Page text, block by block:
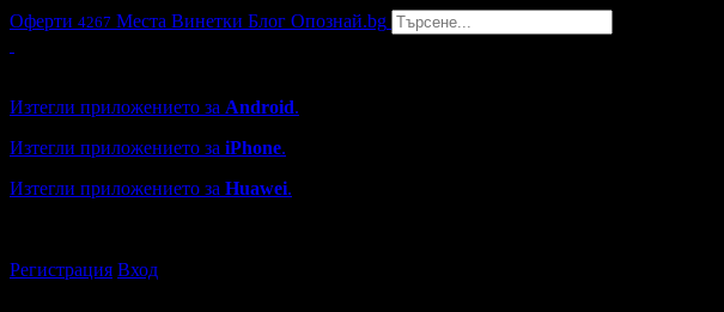
Оферти 4267 Места Винетки Блог Опознай.bg
Изтегли приложението за Android.
Изтегли приложението за iPhone.
Изтегли приложението за Huawei.
Регистрация Вход